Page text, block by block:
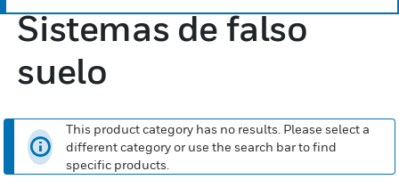
Sistemas de falso
suelo
This product category has no results. Please select a
different category or use the search bar to find
specific products.